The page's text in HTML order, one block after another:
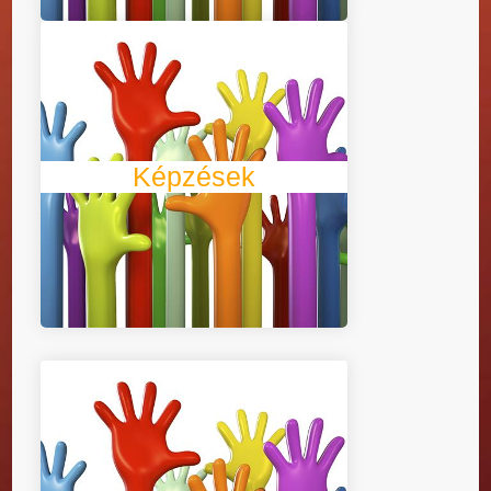
Képzések
Szervezünk képzéseket 2006
óta. 2009-től már felnőttképzést
folytató intézmény lettünk
(nyilvántartási számunk: 00495-
2009), majd képzéseinket
bővítve és szolgáltatási
színvonalunkat javítva 2013-
ban megszereztük a
Felnőttképzési Akkreditációs
Testület által kiadott,
intézményakkreditációs
tanúsítványt.
Szervezetünk 2004-ben alakult
meg Miskolcon, néhány lelkes,
a civil értékek, az önkéntesség
iránt nyitott és fogékony
magánembernek köszönhetően.